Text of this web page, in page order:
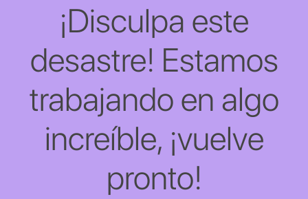
¡Disculpa este
desastre! Estamos
trabajando en algo
increíble, ¡vuelve
pronto!